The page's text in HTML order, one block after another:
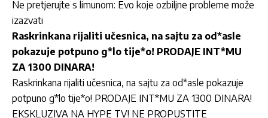
Ne pretjerujte s limunom: Evo koje ozbiljne probleme može
izazvati
Raskrinkana rijaliti učesnica, na sajtu za od*asle
pokazuje potpuno g*lo tije*o! PRODAJE INT*MU
ZA 1300 DINARA!
Raskrinkana rijaliti učesnica, na sajtu za od*asle pokazuje
potpuno g*lo tije*o! PRODAJE INT*MU ZA 1300 DINARA!
EKSKLUZIVA NA HYPE TV! NE PROPUSTITE